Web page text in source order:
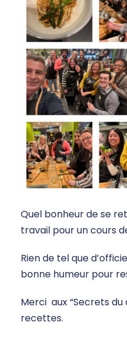
Quel bonheur de se
travail pour un cours
Rien de tel que
bonne humeur pour
Merci aux “Secrets du
recettes.